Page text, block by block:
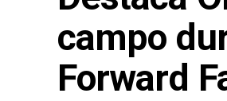
campo
Forward